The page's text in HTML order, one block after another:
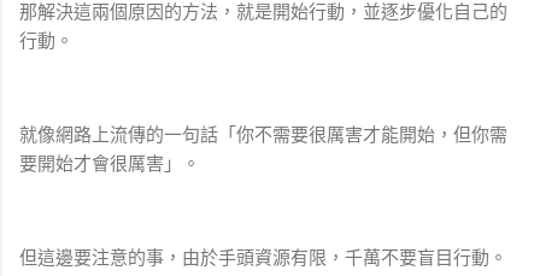
那解決這兩個原因的方法，就是開始行動，並逐步優化自己的
行動。
就像網路上流傳的一句話「你不需要很厲害才能開始，但你需
要開始才會很厲害」。
但這邊要注意的事，由於手頭資源有限，千萬不要盲目行動。